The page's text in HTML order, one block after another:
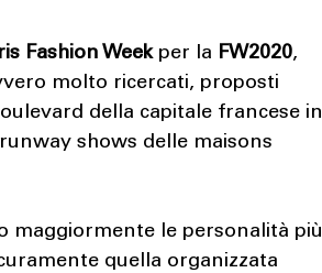
Fashion Weekper la FW2020,
molto ricercati, proposti
della capitale francese in
shows delle maisons
maggiormente le personalità più
quella organizzata